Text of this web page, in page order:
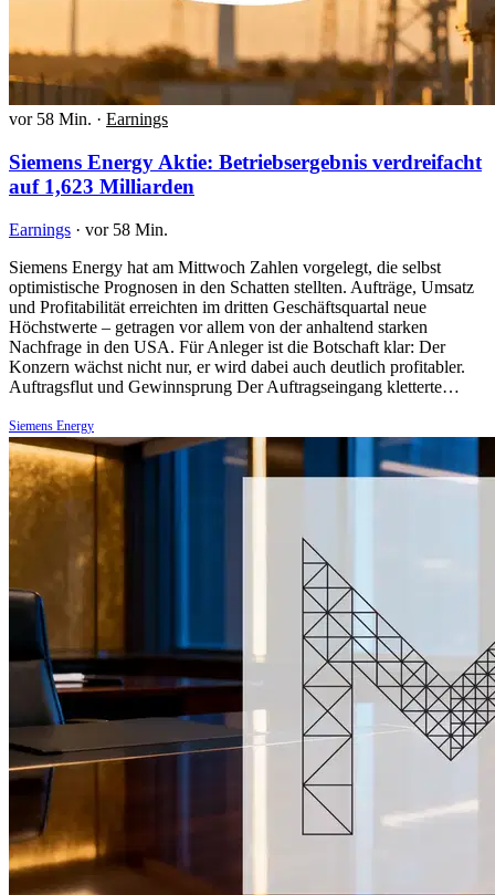
vor 58 Min. · Earnings
Siemens Energy Aktie: Betriebsergebnis verdreifacht
auf 1,623 Milliarden
Earnings · vor 58 Min.
Siemens Energy hat am Mittwoch Zahlen vorgelegt, die selbst
optimistische Prognosen in den Schatten stellten. Aufträge, Umsatz
und Profitabilität erreichten im dritten Geschäftsquartal neue
Höchstwerte – getragen vor allem von der anhaltend starken
Nachfrage in den USA. Für Anleger ist die Botschaft klar: Der
Konzern wächst nicht nur, er wird dabei auch deutlich profitabler.
Auftragsflut und Gewinnsprung Der Auftragseingang kletterte…
Siemens Energy